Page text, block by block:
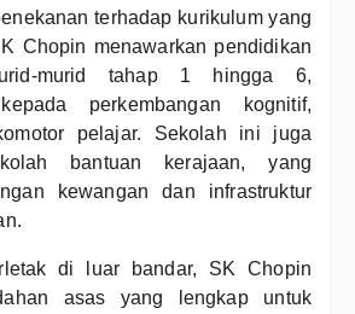
terhadap kurikulum yang
Chopin menawarkan pendidikan
murid tahap 1 hingga 6,
perkembangan kognitif,
pelajar. Sekolah ini juga
bantuan kerajaan, yang
kewangan dan infrastruktur
di luar bandar, SK Chopin
asas yang lengkap untuk